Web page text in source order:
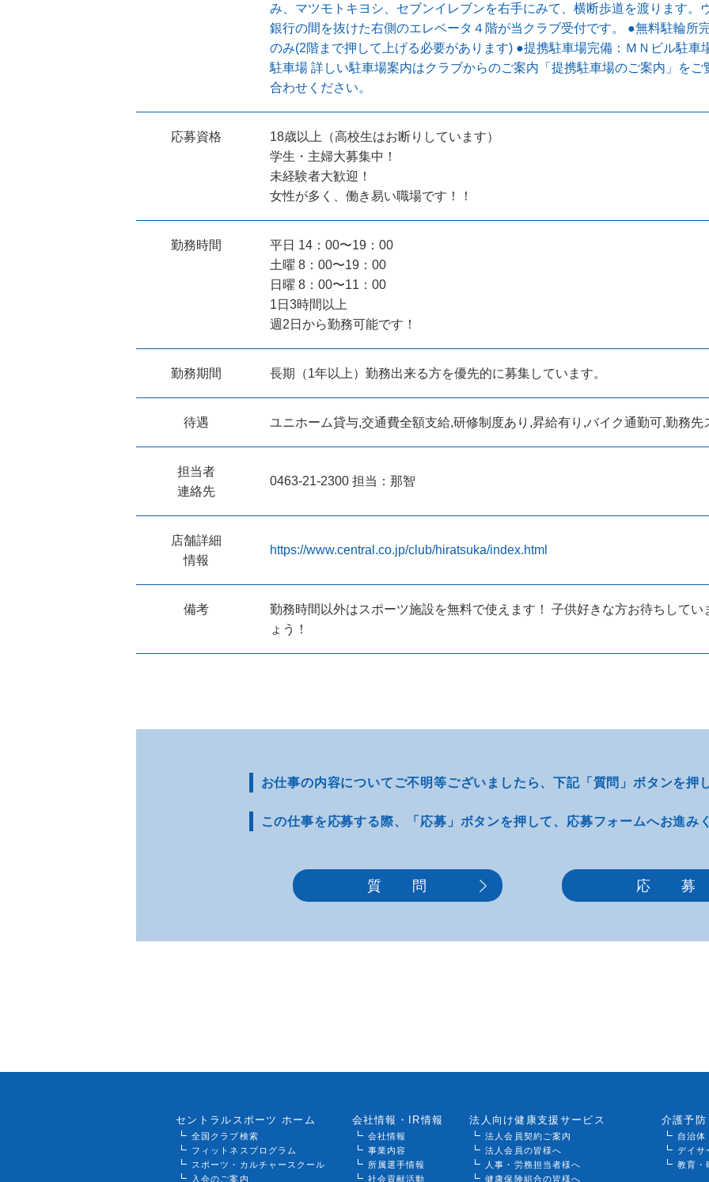
み、マツモトキヨシ、セブンイレブンを右手にみて、横断歩道を渡ります。
銀行の間を抜けた右側のエレベータ４階が当クラブ受付です。 ●無料駐輪所
のみ(2階まで押して上げる必要があります) ●提携駐車場完備：ＭＮビル駐車
駐車場 詳しい駐車場案内はクラブからのご案内「提携駐車場のご案内」を
合わせください。
応募資格
18歳以上（高校生はお断りしています）
学生・主婦大募集中！
未経験者大歓迎！
女性が多く、働き易い職場です！！
勤務時間
平日 14：00〜19：00
土曜 8：00〜19：00
日曜 8：00〜11：00
1日3時間以上
週2日から勤務可能です！
勤務期間 長期（1年以上）勤務出来る方を優先的に募集しています。
待遇 ユニホーム貸与,交通費全額支給,研修制度あり,昇給有り,バイク通勤可,勤務先
担当者
連絡先
0463-21-2300 担当：那智
店舗詳細
情報
https://www.central.co.jp/club/hiratsuka/index.html
備考
勤務時間以外はスポーツ施設を無料で使えます！ 子供好きな方お待ちして
ょう！
お仕事の内容についてご不明等ございましたら、下記「質問」ボタンを押
この仕事を応募する際、 「応募」ボタンを押して、 応募フォームへお進み
質 問 応 募
セントラルスポーツ ホーム
全国クラブ検索
フィットネスプログラム
スポーツ・カルチャースクール
入会のご案内
会社情報・IR情報
会社情報
事業内容
所属選手情報
社会貢献活動
法人向け健康支援サービス
法人会員契約ご案内
法人会員の皆様へ
人事・労務担当者様へ
健康保険組合の皆様へ
介護予防
自治体
デイサ
教育・